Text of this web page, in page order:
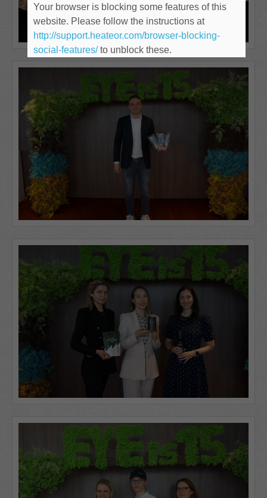
Your browser is blocking some features of this
website. Please follow the instructions at
http://support.heateor.com/browser-blocking-
social-features/to unblock these.